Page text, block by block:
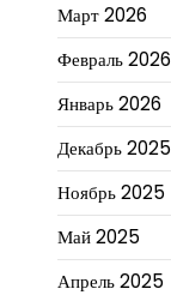
Март 2026
Февраль 2026
Январь 2026
Декабрь 2025
Ноябрь 2025
Май 2025
Апрель 2025